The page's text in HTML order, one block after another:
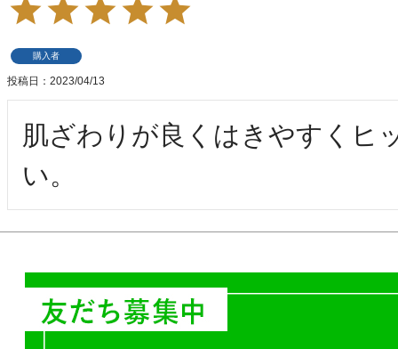
購入者
投稿日 2023/04/13
肌ざわりが良くはきやすくヒ
い。